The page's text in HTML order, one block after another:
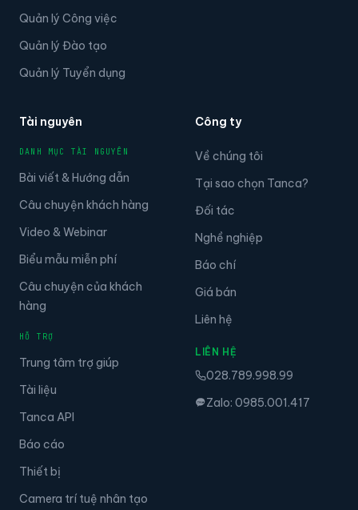
Quản lý Công việc
Quản lý Đào tạo
Quản lý Tuyển dụng
Tài nguyên
DANH MỤC TÀI NGUYÊN
Bài viết & Hướng dẫn
Câu chuyện khách hàng
Video & Webinar
Biểu mẫu miễn phí
Câu chuyện của khách
hàng
HỖ TRỢ
Trung tâm trợ giúp
Tài liệu
Tanca API
Báo cáo
Thiết bị
Camera trí tuệ nhân tạo
Công ty
Về chúng tôi
Tại sao chọn Tanca?
Đối tác
Nghề nghiệp
Báo chí
Giá bán
Liên hệ
LIÊN HỆ
028.789.998.99
Zalo: 0985.001.417